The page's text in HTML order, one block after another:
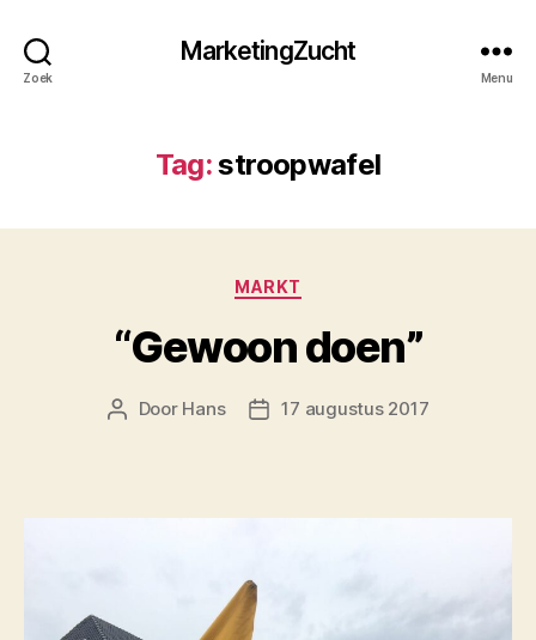
Zoek
MarketingZucht
Menu
Tag:stroopwafel
Categorieën
MARKT
“Gewoon doen”
Berichtauteur
Door Hans Berichtdatum
17 augustus 2017